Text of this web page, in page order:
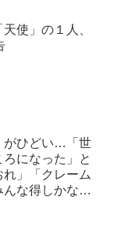
使」の１人、
がひどい…「世
になった」と
」「クレーム
んな得しかな